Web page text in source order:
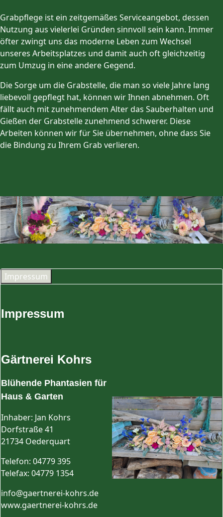
Grabpflege ist ein zeitgemäßes Serviceangebot, dessen
Nutzung aus vielerlei Gründen sinnvoll sein kann. Immer
öfter zwingt uns das moderne Leben zum Wechsel
unseres Arbeitsplatzes und damit auch oft gleichzeitig
zum Umzug in eine andere Gegend.
Die Sorge um die Grabstelle, die man so viele Jahre lang
liebevoll gepflegt hat, können wir Ihnen abnehmen. Oft
fällt auch mit zunehmendem Alter das Sauberhalten und
Gießen der Grabstelle zunehmend schwerer. Diese
Arbeiten können wir für Sie übernehmen, ohne dass Sie
die Bindung zu Ihrem Grab verlieren.
Impressum
Impressum
Gärtnerei Kohrs
Blühende Phantasien für
Haus & Garten
Inhaber: Jan Kohrs
Dorfstraße 41
21734 Oederquart
Telefon: 04779 395
Telefax: 04779 1354
info@gaertnerei-kohrs.de
www.gaertnerei-kohrs.de